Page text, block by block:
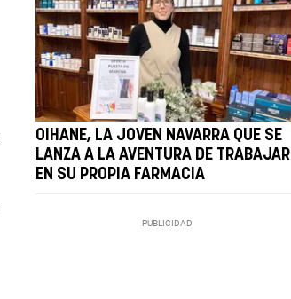
OIHANE, LA JOVEN NAVARRA QUE SE
LANZA A LA AVENTURA DE TRABAJAR
EN SU PROPIA FARMACIA